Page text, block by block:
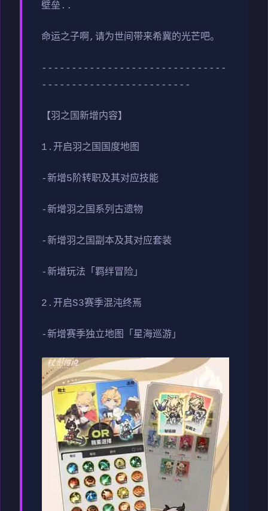
壁垒..
命运之子啊,请为世间带来希冀的光芒吧。
-------------------------------
-------------------------
【羽之国新增内容】
1.开启羽之国国度地图
-新增5阶转职及其对应技能
-新增羽之国系列古遗物
-新增羽之国副本及其对应套装
-新增玩法「羁绊冒险」
2.开启S3赛季混沌终焉
-新增赛季独立地图「星海巡游」